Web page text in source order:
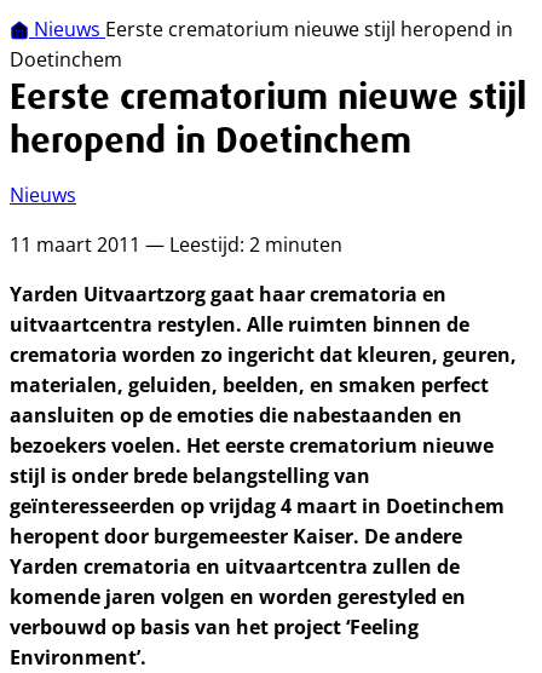
Nieuws Eerste crematorium nieuwe stijl heropend in
Doetinchem
Eerste crematorium nieuwe stijl
heropend in Doetinchem
Nieuws
11 maart 2011 — Leestijd: 2 minuten
Yarden Uitvaartzorg gaat haar crematoria en
uitvaartcentra restylen. Alle ruimten binnen de
crematoria worden zo ingericht dat kleuren, geuren,
materialen, geluiden, beelden, en smaken perfect
aansluiten op de emoties die nabestaanden en
bezoekers voelen. Het eerste crematorium nieuwe
stijl is onder brede belangstelling van
geïnteresseerden op vrijdag 4 maart in Doetinchem
heropent door burgemeester Kaiser. De andere
Yarden crematoria en uitvaartcentra zullen de
komende jaren volgen en worden gerestyled en
verbouwd op basis van het project ‘Feeling
Environment’.